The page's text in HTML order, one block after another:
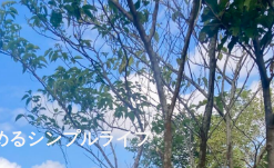
るシンプルライフ